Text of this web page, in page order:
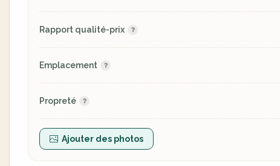
Rapport qualité-prix
Emplacement
Propreté
Ajouter des photos